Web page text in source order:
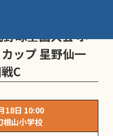
トーナメント
球全国大会 ポ
ップ 星野仙一
C
18日 10:00
根山小学校